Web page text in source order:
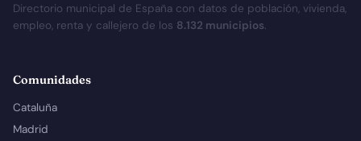
Directorio municipal de España con datos de población, vivienda,
empleo, renta y callejero de los 8.132 municipios.
Comunidades
Cataluña
Madrid